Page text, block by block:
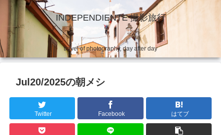
INDEPENDIENTE 撮影旅行
travel of photography, day after day
Jul20/2025の朝メシ
Twitter Facebook はてブ